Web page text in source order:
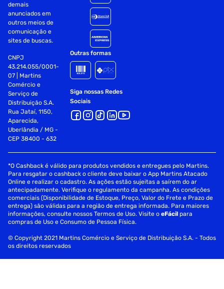
demais
anunciados em
outros meios de
comunicação e
sites de buscas.
CNPJ
43.214.055/0001-
07 | Martins
Comércio e
Serviço de
Distribuição S.A.
Rua Jataí, 1150,
Aparecida,
Uberlândia / MG -
CEP 38400 - 632
Outras formas
Siga nossas Redes
Sociais
*O Cashback é válido para produtos vendidos e entregues pelo Martins.
Para resgatar o cashback o cliente deve baixar o App Martins Atacado
Online e realizar o cadastro. As ações estão sujeitas a saírem do ar
antecipadamente. Verifique o regulamento da campanha. As condições
comerciais (Disponibilidade de Estoque, Preço, Valor do Frete e Prazo de
entrega) são válidas para a região de entrega informada. Para maiores
informações, consulte nossos Termos de Uso. Visite oeFácil para
compras de Uso e Consumo de Pessoa Física.
© Copyright 2021 Martins Comércio e Serviço de Distribuição S.A. - Todos
os direitos reservados